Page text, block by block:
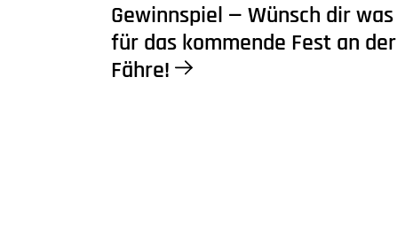
Gewinnspiel — Wünsch dir was
für das kommende Fest an der
Fähre!